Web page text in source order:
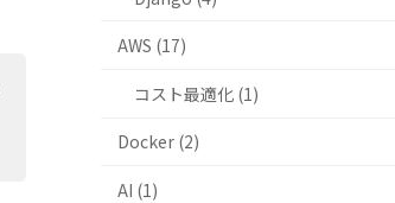
AWS (17)
コスト最適化 (1)
Docker (2)
AI (1)